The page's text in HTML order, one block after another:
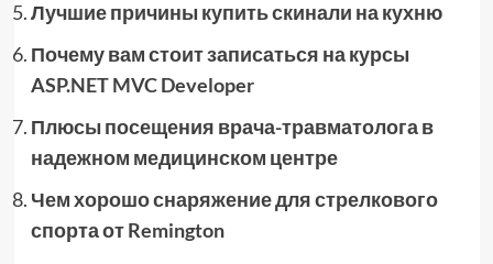
Лучшие причины купить скинали на кухню
Почему вам стоит записаться на курсы
ASP.NET MVC Developer
Плюсы посещения врача-травматолога в
надежном медицинском центре
Чем хорошо снаряжение для стрелкового
спорта от Remington